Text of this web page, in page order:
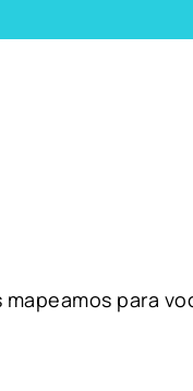
para